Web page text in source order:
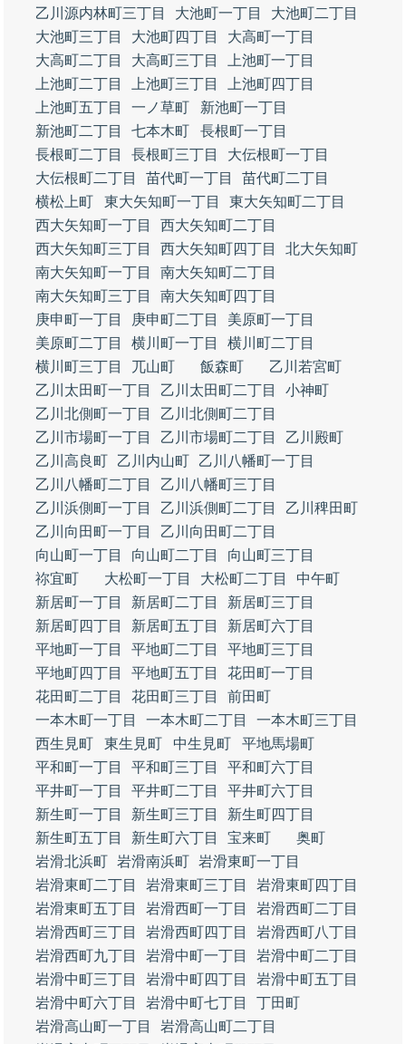
乙川源内林町三丁目 大池町一丁目
大池町二丁目
大池町三丁目
大池町四丁目
大高町一丁目
大高町二丁目
大高町三丁目
上池町一丁目
上池町二丁目
上池町三丁目
上池町四丁目
上池町五丁目
一ノ草町
新池町一丁目
新池町二丁目
七本木町
長根町一丁目
長根町二丁目
長根町三丁目
大伝根町一丁目
大伝根町二丁目
苗代町一丁目
苗代町二丁目
横松上町
東大矢知町一丁目
東大矢知町二丁目
西大矢知町一丁目
西大矢知町二丁目
西大矢知町三丁目
西大矢知町四丁目
北大矢知町
南大矢知町一丁目
南大矢知町二丁目
南大矢知町三丁目
南大矢知町四丁目
庚申町一丁目
庚申町二丁目
美原町一丁目
美原町二丁目
横川町一丁目
横川町二丁目
横川町三丁目
兀山町 飯森町
乙川若宮町
乙川太田町一丁目
乙川太田町二丁目
小神町
乙川北側町一丁目
乙川北側町二丁目
乙川市場町一丁目
乙川市場町二丁目
乙川殿町
乙川高良町
乙川内山町
乙川八幡町一丁目
乙川八幡町二丁目
乙川八幡町三丁目
乙川浜側町一丁目
乙川浜側町二丁目
乙川稗田町
乙川向田町一丁目
乙川向田町二丁目
向山町一丁目
向山町二丁目
向山町三丁目
祢宜町
大松町一丁目 大松町二丁目
中午町
新居町一丁目
新居町二丁目
新居町三丁目
新居町四丁目
新居町五丁目
新居町六丁目
平地町一丁目
平地町二丁目
平地町三丁目
平地町四丁目
平地町五丁目
花田町一丁目
花田町二丁目
花田町三丁目
前田町
一本木町一丁目
一本木町二丁目
一本木町三丁目
西生見町
東生見町 中生見町
平地馬場町
平和町一丁目
平和町三丁目
平和町六丁目
平井町一丁目
平井町二丁目
平井町六丁目
新生町一丁目
新生町三丁目
新生町四丁目
新生町五丁目
新生町六丁目 宝来町
奥町
岩滑北浜町 岩滑南浜町 岩滑東町一丁目
岩滑東町二丁目
岩滑東町三丁目
岩滑東町四丁目
岩滑東町五丁目
岩滑西町一丁目
岩滑西町二丁目
岩滑西町三丁目
岩滑西町四丁目
岩滑西町八丁目
岩滑西町九丁目
岩滑中町一丁目
岩滑中町二丁目
岩滑中町三丁目
岩滑中町四丁目
岩滑中町五丁目
岩滑中町六丁目
岩滑中町七丁目
丁田町
岩滑高山町一丁目
岩滑高山町二丁目